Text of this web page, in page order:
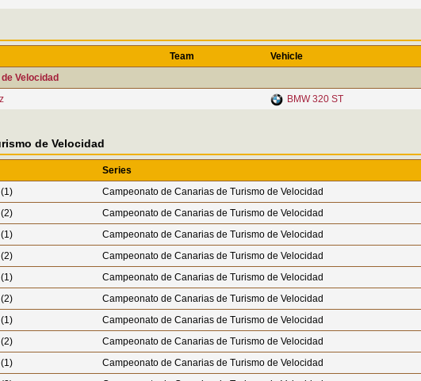
Team
Vehicle
Velocidad
BMW 320 ST
de Velocidad
Series
Campeonato de Canarias de Turismo de Velocidad
Campeonato de Canarias de Turismo de Velocidad
Campeonato de Canarias de Turismo de Velocidad
Campeonato de Canarias de Turismo de Velocidad
Campeonato de Canarias de Turismo de Velocidad
Campeonato de Canarias de Turismo de Velocidad
Campeonato de Canarias de Turismo de Velocidad
Campeonato de Canarias de Turismo de Velocidad
Campeonato de Canarias de Turismo de Velocidad